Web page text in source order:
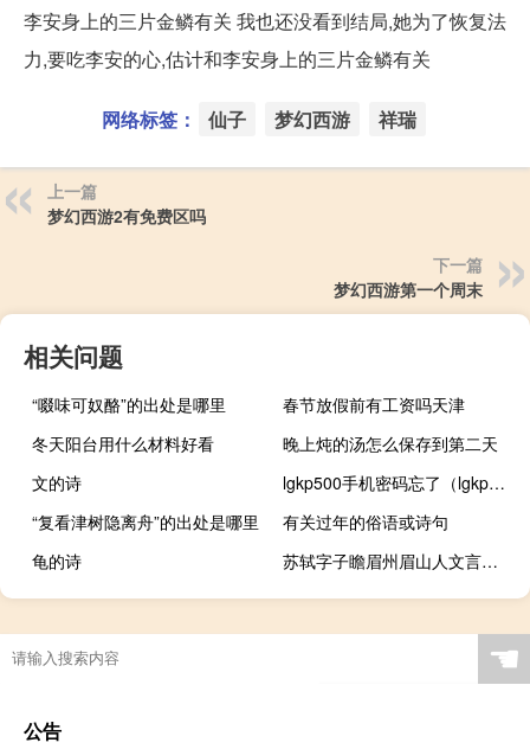
李安身上的三片金鳞有关 我也还没看到结局,她为了恢复法
力,要吃李安的心,估计和李安身上的三片金鳞有关
网络标签： 仙子 梦幻西游 祥瑞
上一篇
梦幻西游2有免费区吗
下一篇
梦幻西游第一个周末
相关问题
“啜味可奴酪”的出处是哪里
春节放假前有工资吗天津
冬天阳台用什么材料好看
晚上炖的汤怎么保存到第二天
文的诗
lgkp500手机密码忘了（lgkp500手机）
“复看津树隐离舟”的出处是哪里
有关过年的俗语或诗句
龟的诗
苏轼字子瞻眉州眉山人文言文翻译
☚
公告